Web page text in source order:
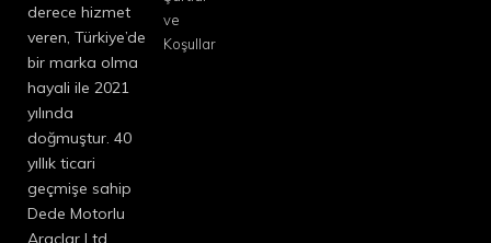
derece hizmet
veren, Türkiye’de
bir marka olma
hayali ile 2021
yılında
doğmuştur. 40
yıllık ticari
geçmişe sahip
Dede Motorlu
Araçlar Ltd
ve
Koşullar